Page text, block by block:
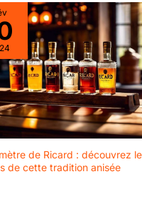
cocktails sont
purement
végétariennes,
gluten, idéales
végétaliens et
amateurs de
soucieux de leur
🍒 Passez votre
commande en
confiance : les
cocktail Ved
cueillies à la main
de Ricard : découvrez
de cette tradition anisée